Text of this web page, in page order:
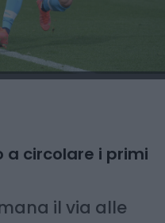
a circolare i primi
il via alle